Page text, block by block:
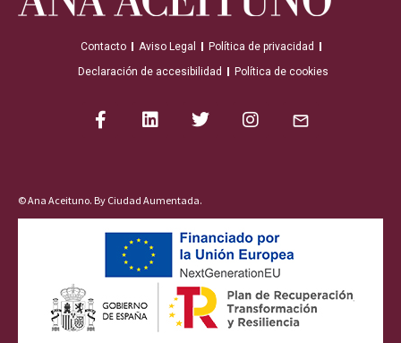
Contacto Aviso Legal
Política de privacidad
Declaración de accesibilidad
Política de cookies
© Ana Aceituno. By Ciudad Aumentada.